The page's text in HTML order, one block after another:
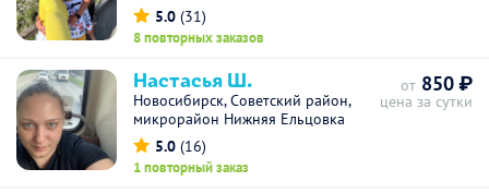
5.0 (31)
8 повторных заказов
Настасья Ш.
Новосибирск, Советский район,
микрорайон Нижняя Ельцовка
5.0 (16)
1 повторный заказ
от 850 ₽
цена за сутки